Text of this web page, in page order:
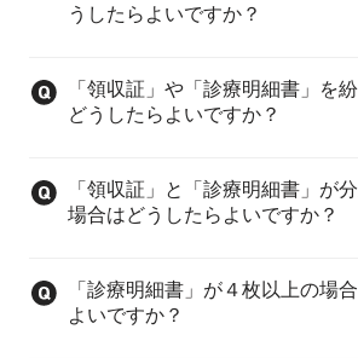
うしたらよいですか？
「領収証」や「診療明細書」を
どうしたらよいですか？
「領収証」と「診療明細書」が
場合はどうしたらよいですか？
「診療明細書」が４枚以上の場
よいですか？